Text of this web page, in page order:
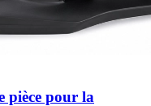
pièce pour la